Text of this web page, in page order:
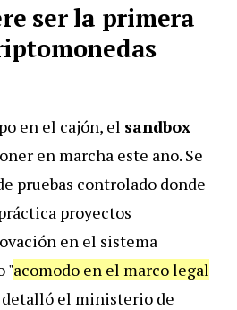
ser la primera
en el cajón, el sandbox
en marcha este año. Se
pruebas controlado donde
proyectos
en el sistema
"acomodo en el marco legal
detalló el ministerio de